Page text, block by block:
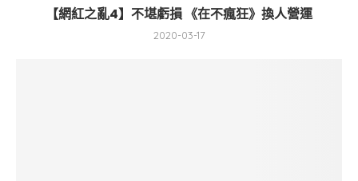
【網紅之亂4】不堪虧損 《在不瘋狂》換人營運
2020-03-17